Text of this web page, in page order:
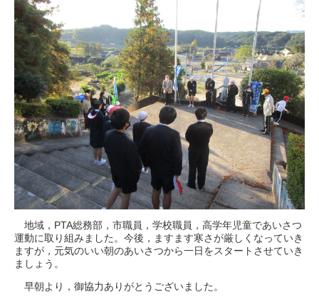
地域，PTA総務部，市職員，学校職員，高学年児童であいさつ
運動に取り組みました。今後，ますます寒さが厳しくなっていき
ますが，元気のいい朝のあいさつから一日をスタートさせていき
ましょう。
早朝より，御協力ありがとうございました。